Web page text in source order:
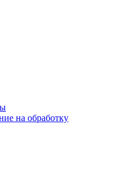
на обработку